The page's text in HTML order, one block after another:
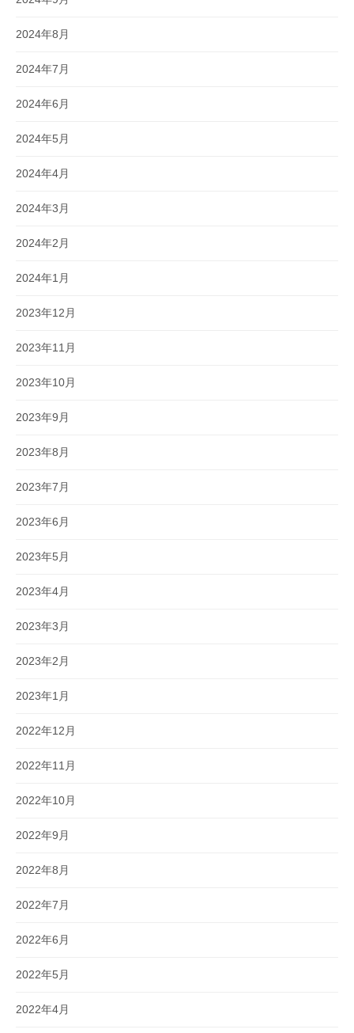
2024年8月
2024年7月
2024年6月
2024年5月
2024年4月
2024年3月
2024年2月
2024年1月
2023年12月
2023年11月
2023年10月
2023年9月
2023年8月
2023年7月
2023年6月
2023年5月
2023年4月
2023年3月
2023年2月
2023年1月
2022年12月
2022年11月
2022年10月
2022年9月
2022年8月
2022年7月
2022年6月
2022年5月
2022年4月